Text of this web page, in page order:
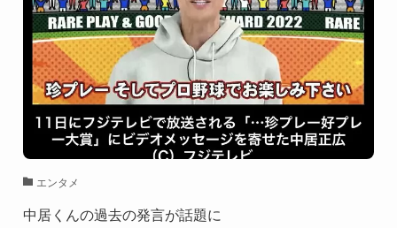
エンタメ
中居くんの過去の発言が話題に